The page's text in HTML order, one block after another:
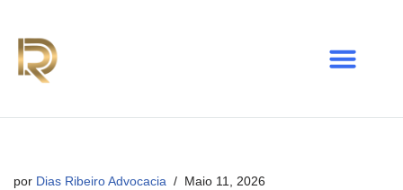
Avançar
para
por Dias Ribeiro Advocacia Maio 11, 2026